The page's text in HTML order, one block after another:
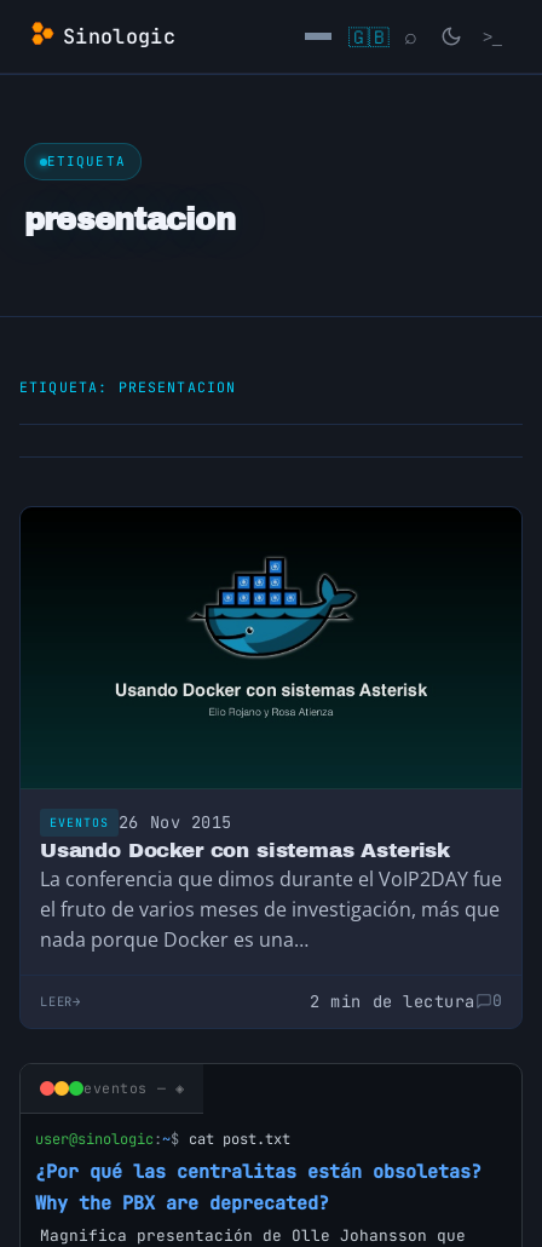
Saltar
contenido
Sinologic 🇬🇧 ⌕ >_
ETIQUETA
presentacion
ETIQUETA: PRESENTACION
EVENTOS 26 Nov 2015
Usando Docker con sistemas Asterisk
La conferencia que dimos durante el VoIP2DAY fue
el fruto de varios meses de investigación, más que
nada porque Docker es una…
LEER 2 min de lectura 0
eventos — ◈
user@sinologic:~$ cat post.txt
¿Por qué las centralitas están obsoletas?
Why the PBX are deprecated?
Magnifica presentación de Olle Johansson que